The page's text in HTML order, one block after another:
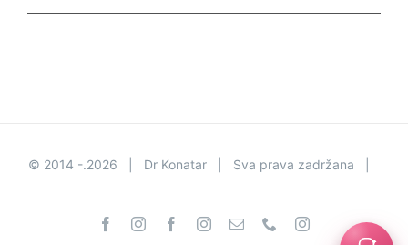
© 2014 -.2026 | Dr Konatar | Sva prava zadržana |
FacebookInstagramFacebookInstagram
Email PhoneInstagram